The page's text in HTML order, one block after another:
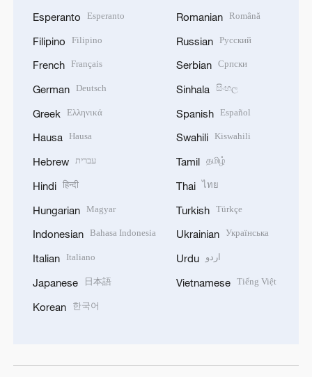
Esperanto Esperanto
Filipino Filipino
French Français
German Deutsch
Greek Ελληνικά
Hausa Hausa
Hebrew עברית
Hindi हिन्दी
Hungarian Magyar
Indonesian Bahasa Indonesia
Italian Italiano
Japanese 日本語
Korean 한국어
Romanian Română
Russian Русский
Serbian Српски
Sinhala සිංහල
Spanish Español
Swahili Kiswahili
Tamil தமிழ்
Thai ไทย
Turkish Türkçe
Ukrainian Українська
Urdu اردو
Vietnamese Tiếng Việt